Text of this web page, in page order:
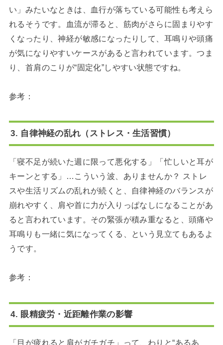
い」みたいなときは、血行が落ちている可能性も考えら
れるそうです。血流が滞ると、筋肉がさらに固まりやす
くなったり、神経が敏感になったりして、耳鳴りや頭痛
が気になりやすいケースがあると言われています。つま
り、首肩のこりが“固定化”しやすい状態ですね。
参考：
3. 自律神経の乱れ（ストレス・生活習慣）
「寝不足が続いた週に限って悪化する」「忙しいと耳が
キーンとする」…こういう波、ありませんか？ ストレ
スや生活リズムの乱れが続くと、自律神経のバランスが
崩れやすく、肩や首に力が入りっぱなしになることがあ
ると言われています。その緊張が積み重なると、頭痛や
耳鳴りも一緒に気になってくる、という見立てもあるよ
うです。
参考：
4. 眼精疲労・近距離作業の影響
「目が疲れると肩がガチガチ」って、わりと“あるあ